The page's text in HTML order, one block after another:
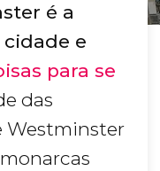
é a
e
para se
das
Westminster